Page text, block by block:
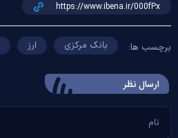
برچسب ها: بانک مرکزی ارز
ارسال‌ نظر